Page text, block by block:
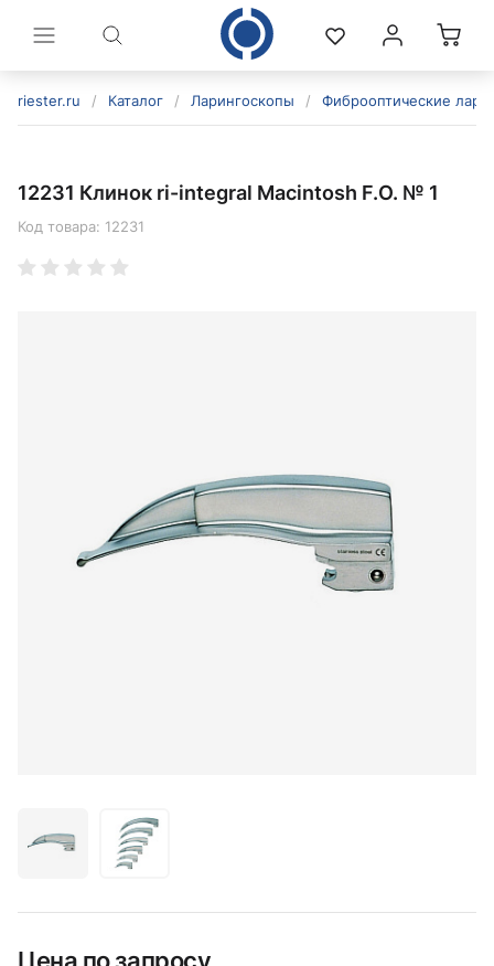
riester.ru / Каталог / Ларингоскопы / Фиброоптические
12231 Клинок ri-integral Macintosh F.O. № 1
Код товара: 12231